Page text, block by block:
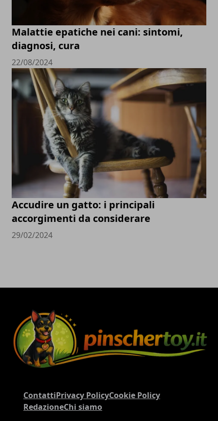
Malattie epatiche nei cani: sintomi,
diagnosi, cura
22/08/2024
Accudire un gatto: i principali
accorgimenti da considerare
29/02/2024
ContattiPrivacy PolicyCookie Policy
RedazioneChi siamo